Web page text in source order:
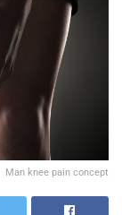
Man knee pain concept